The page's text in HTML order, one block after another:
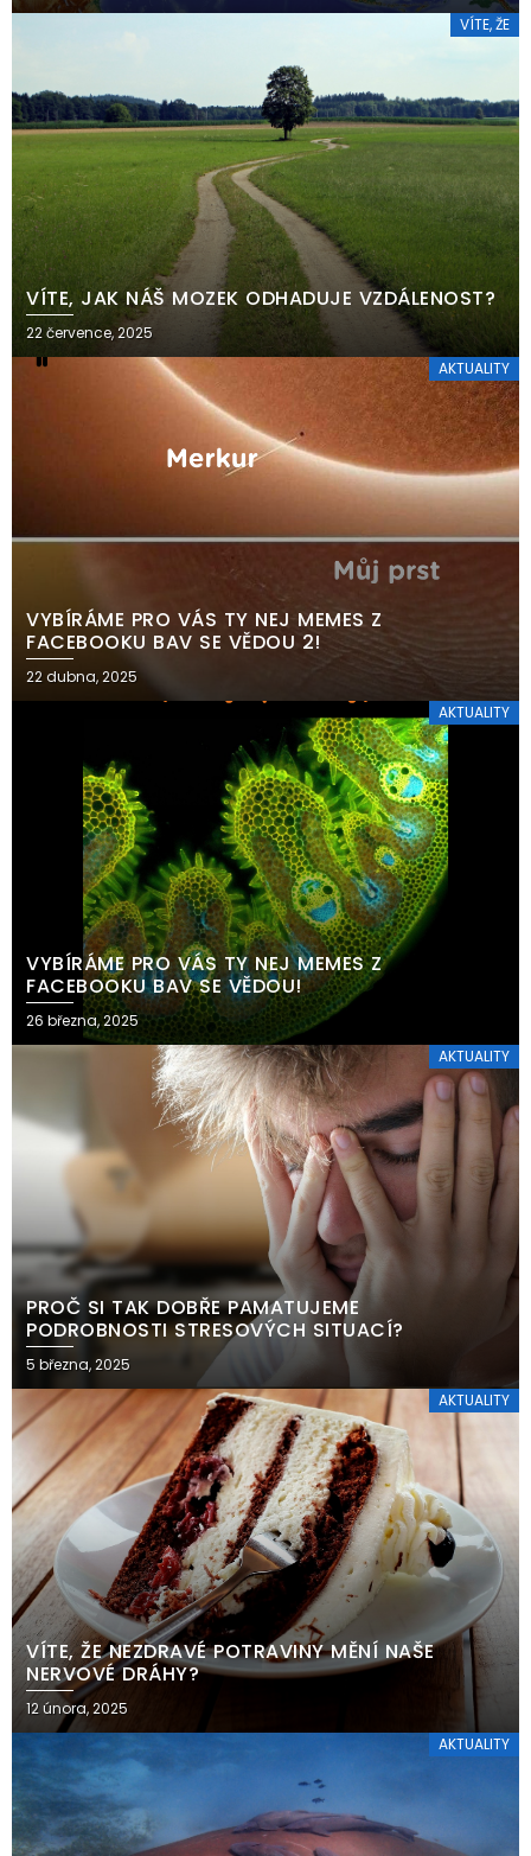
VÍTE, ŽE
VÍTE, JAK NÁŠ MOZEK ODHADUJE VZDÁLENOST?
22 července, 2025
AKTUALITY
VYBÍRÁME PRO VÁS TY NEJ MEMES Z
FACEBOOKU BAV SE VĚDOU 2!
22 dubna, 2025
AKTUALITY
VYBÍRÁME PRO VÁS TY NEJ MEMES Z
FACEBOOKU BAV SE VĚDOU!
26 března, 2025
AKTUALITY
PROČ SI TAK DOBŘE PAMATUJEME
PODROBNOSTI STRESOVÝCH SITUACÍ?
5 března, 2025
AKTUALITY
VÍTE, ŽE NEZDRAVÉ POTRAVINY MĚNÍ NAŠE
NERVOVÉ DRÁHY?
12 února, 2025
AKTUALITY